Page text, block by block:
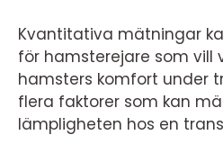
Kvantitativa mätningar
för hamsterejare som vill
hamsters komfort under
flera faktorer som kan
lämpligheten hos en